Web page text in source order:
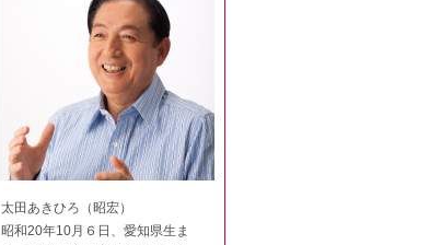
太田あきひろ（昭宏）
昭和20年10月６日、愛知県生ま